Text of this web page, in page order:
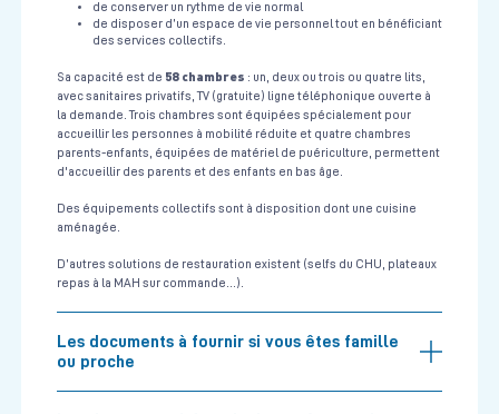
de conserver un rythme de vie normal
de disposer d’un espace de vie personnel tout en bénéficiant
des services collectifs.
Sa capacité est de 58 chambres : un, deux ou trois ou quatre lits,
avec sanitaires privatifs, TV (gratuite) ligne téléphonique ouverte à
la demande. Trois chambres sont équipées spécialement pour
accueillir les personnes à mobilité réduite et quatre chambres
parents-enfants, équipées de matériel de puériculture, permettent
d'accueillir des parents et des enfants en bas âge.
Des équipements collectifs sont à disposition dont une cuisine
aménagée.
D’autres solutions de restauration existent (selfs du CHU, plateaux
repas à la MAH sur commande…).
Les documents à fournir si vous êtes famille
ou proche